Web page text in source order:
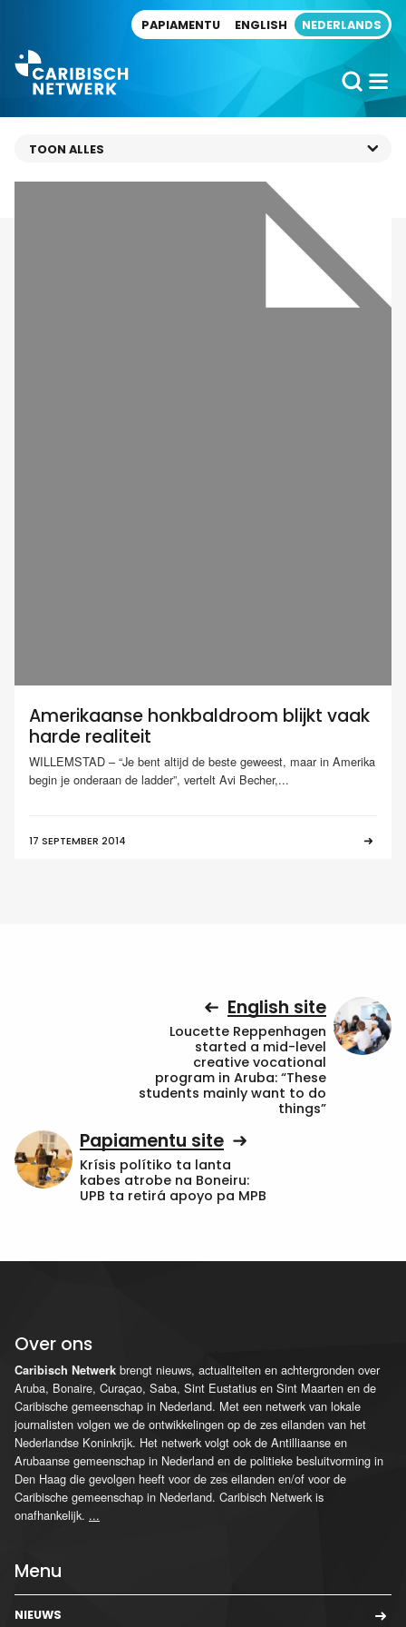
PAPIAMENTU ENGLISH NEDERLANDS
Amerikaanse honkbaldroom blijkt vaak
harde realiteit
WILLEMSTAD – “Je bent altijd de beste geweest, maar in Amerika
begin je onderaan de ladder”, vertelt Avi Becher,...
17 SEPTEMBER 2014
English site
Loucette Reppenhagen
started a mid-level
creative vocational
program in Aruba: “These
students mainly want to do
things”
Papiamentu site
Krísis polítiko ta lanta
kabes atrobe na Boneiru:
UPB ta retirá apoyo pa MPB
Over ons
Caribisch Netwerk brengt nieuws, actualiteiten en achtergronden over
Aruba, Bonaire, Curaçao, Saba, Sint Eustatius en Sint Maarten en de
Caribische gemeenschap in Nederland. Met een netwerk van lokale
journalisten volgen we de ontwikkelingen op de zes eilanden van het
Nederlandse Koninkrijk. Het netwerk volgt ook de Antilliaanse en
Arubaanse gemeenschap in Nederland en de politieke besluitvorming in
Den Haag die gevolgen heeft voor de zes eilanden en/of voor de
Caribische gemeenschap in Nederland. Caribisch Netwerk is
onafhankelijk. ...
Menu
NIEUWS